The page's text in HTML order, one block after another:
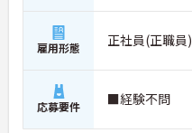
雇用形態 正社員(正職員)
応募要件 ■経験不問